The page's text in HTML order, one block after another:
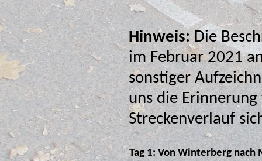
Hinweis:Die
im Februar 2021 anhand des GPS-Tracks, der Fotos und
sonstiger Aufzeichnungen
uns die
Tag 1: Von Winterberg nach